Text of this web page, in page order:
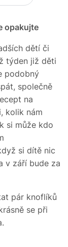
opakujte
dětí či
týden již děti
podobný
společně
na
kolik nám
si může kdo
si dítě nic
v září bude za
pár knoflíků
se při